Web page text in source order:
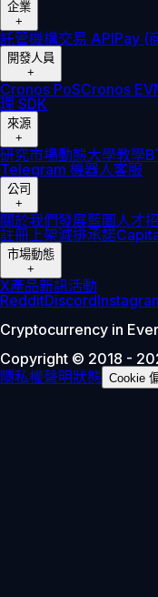
企業
+
託管機構交易 APIPay (
開發人員
+
Cronos PoSCronos
理 SDK
來源
+
研究市場動態大學教學
Telegram 機器人客服
公司
+
關於我們發展藍圖人才
註冊 上架減排承諾
市場動態
+
X產品新訊活動
RedditDiscord
Cryptocurrency in
Copyright © 2018 -
隱私權聲明狀態 Cookie